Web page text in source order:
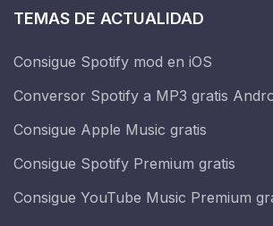
TEMAS DE ACTUALIDAD
Consigue Spotify mod en iOS
Conversor Spotify a MP3 gratis
Consigue Apple Music gratis
Consigue Spotify Premium gratis
Consigue YouTube Music Premium